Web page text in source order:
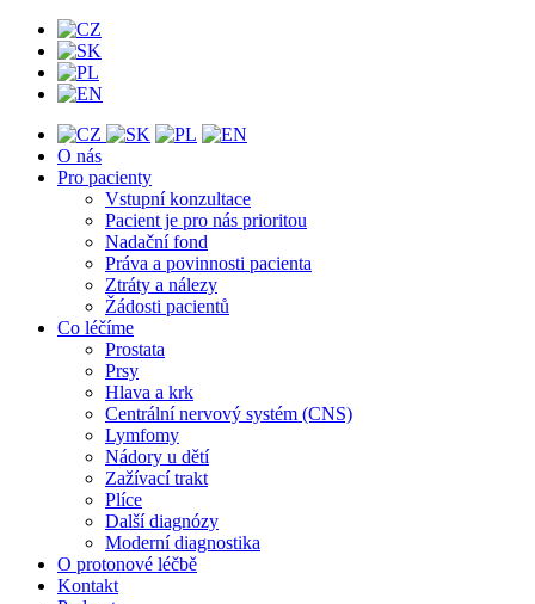
O nás
Pro pacienty
Vstupní konzultace
Pacient je pro nás prioritou
Nadační fond
Práva a povinnosti pacienta
Ztráty a nálezy
Žádosti pacientů
Co léčíme
Prostata
Prsy
Hlava a krk
Centrální nervový systém (CNS)
Lymfomy
Nádory u dětí
Zažívací trakt
Plíce
Další diagnózy
Moderní diagnostika
O protonové léčbě
Kontakt